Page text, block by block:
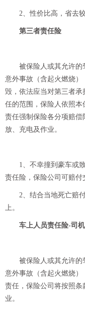
2、性价比高，省去
第三者责任险
被保险人或其允许的
意外事故（含起火燃烧
毁，依法应当对第三者
任的范围，保险人依照
责任强制保险各分项赔
放、充电及作业。
1、不幸撞到豪车或
责任险，保险公司可赔付
2、结合当地死亡赔
上。
车上人员责任险-司机
被保险人或其允许的
意外事故（含起火燃烧
责任，保险公司将按照
业。